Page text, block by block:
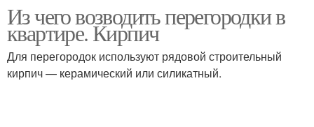
Из чего возводить перегородки в
квартире. Кирпич
Для перегородок используют рядовой строительный
кирпич — керамический или силикатный.